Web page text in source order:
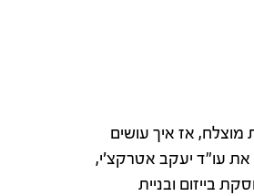
מוצלח, אז איך עושים
את עו"ד יעקב אטרקצ'י,
בייזום ובניית